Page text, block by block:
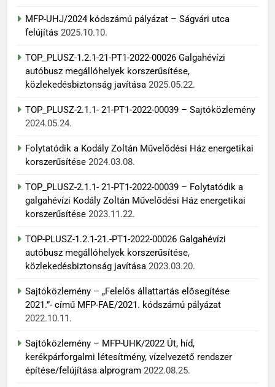
MFP-UHJ/2024 kódszámú pályázat – Ságvári utca
felújítás 2025.10.10.
TOP_PLUSZ-1.2.1-21-PT1-2022-00026 Galgahévízi
autóbusz megállóhelyek korszerűsítése,
közlekedésbiztonság javítása 2025.05.22.
TOP_PLUSZ-2.1.1- 21-PT1-2022-00039 – Sajtóközlemény
2024.05.24.
Folytatódik a Kodály Zoltán Művelődési Ház energetikai
korszerűsítése 2024.03.08.
TOP_PLUSZ-2.1.1- 21-PT1-2022-00039 – Folytatódik a
galgahévízi Kodály Zoltán Művelődési Ház energetikai
korszerűsítése 2023.11.22.
TOP-PLUSZ-1.2.1-21.-PT1-2022-00026 Galgahévízi
autóbusz megállóhelyek korszerűsítése,
közlekedésbiztonság javítása 2023.03.20.
Sajtóközlemény – „Felelős állattartás elősegítése
2021.”- című MFP-FAE/2021. kódszámú pályázat
2022.10.11.
Sajtóközlemény – MFP-UHK/2022 Út, híd,
kerékpárforgalmi létesítmény, vízelvezető rendszer
építése/felújítása alprogram 2022.08.25.